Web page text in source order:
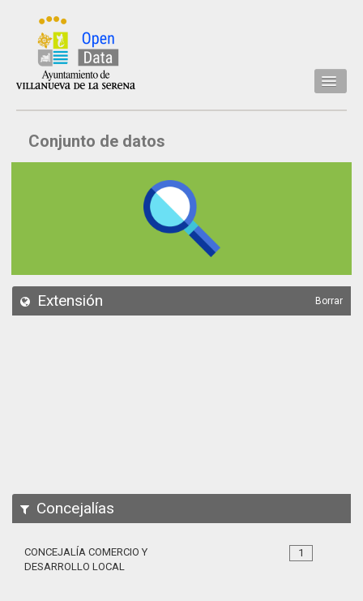
Inicio
Datos
API
Conjunto de datos
Extensión Borrar
Concejalías
1
CONCEJALÍA COMERCIO Y
DESARROLLO LOCAL